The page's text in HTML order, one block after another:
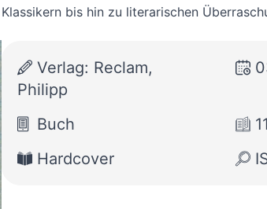
Klassikern bis hin zu literarischen
Verlag: Reclam,
Philipp
Buch
Hardcover